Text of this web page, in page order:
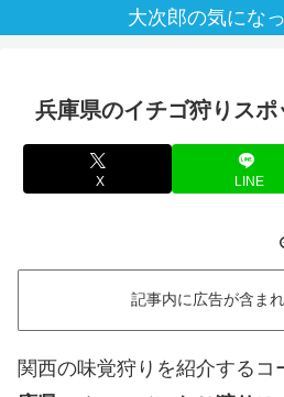
大次郎の気にな
兵庫県のイチゴ狩りスポ
X LINE
記事内に広告が含まれ
関西の味覚狩りを紹介するコ